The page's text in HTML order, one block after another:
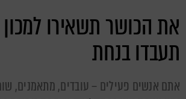
את הכושר תשאירו
תעבדו בנחת
אתם אנשים פעילים – עובדים, מתאמנים,